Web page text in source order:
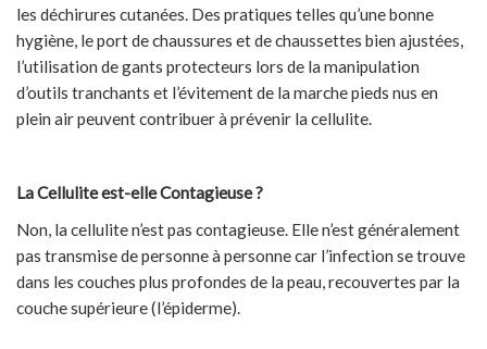
les déchirures cutanées. Des pratiques telles qu’une bonne
hygiène, le port de chaussures et de chaussettes bien ajustées,
l’utilisation de gants protecteurs lors de la manipulation
d’outils tranchants et l’évitement de la marche pieds nus en
plein air peuvent contribuer à prévenir la cellulite.
La Cellulite est-elle Contagieuse ?
Non, la cellulite n’est pas contagieuse. Elle n’est généralement
pas transmise de personne à personne car l’infection se trouve
dans les couches plus profondes de la peau, recouvertes par la
couche supérieure (l’épiderme).